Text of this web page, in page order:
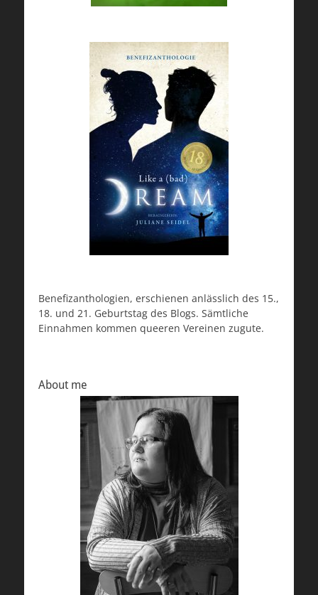
Benefizanthologien, erschienen anlässlich des 15.,
18. und 21. Geburtstag des Blogs. Sämtliche
Einnahmen kommen queeren Vereinen zugute.
About me